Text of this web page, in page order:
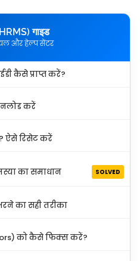
गाइड
और हेल्प सेंटर
कैसे प्राप्त करें?
करें
ऐसे रिसेट करें
का समाधान SOLVED
का सही तरीका
को कैसे फिक्स करें?